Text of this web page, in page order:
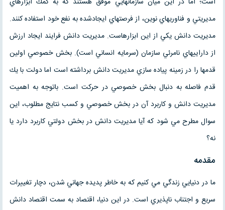
مديريتي و فناوريهاي نوين، از فرصتهاي ايجادشده به نفع خود استفاده كنند.
مديريت دانش يكي از اين ابزارهاست. مديريت دانش فرايند ايجاد ارزش
از داراييهاي نامرئي سازمان (سرمايه انساني است). بخش خصوصي اولين
قدمها را در زمينه پياده سازي مديريت دانش برداشته است اما دولت با يك
قدم فاصله به دنبال بخش خصوصي در حركت است. باتوجه به اهميت
مديريت دانش و كاربرد آن در بخش خصوصي و كسب نتايج مطلوب، اين
سوال مطرح مي شود كه آيا مديريت دانش در بخش دولتي كاربرد دارد يا
نه؟
مقدمه
ما در دنيايي زندگي مي كنيم كه به خاطر پديده جهاني شدن، دچار تغييرات
سريع و اجتناب ناپذيري است. در اين دنيا، اقتصاد به سمت اقتصاد دانش